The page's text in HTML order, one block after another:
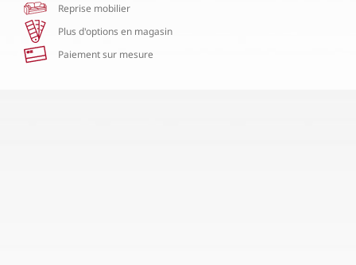
Reprise mobilier
Plus d'options en magasin
Paiement sur mesure